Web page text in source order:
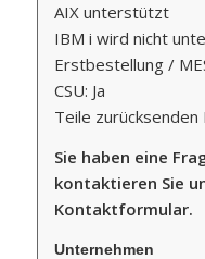
AIX unterstützt
IBM i wird nicht
Erstbestellung /
CSU: Ja
Teile zurücksenden
Sie haben eine
kontaktieren Sie
Kontaktformular.
Unternehmen